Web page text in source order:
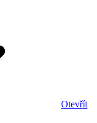
Otevřít